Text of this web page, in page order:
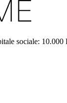
sociale: 10.000